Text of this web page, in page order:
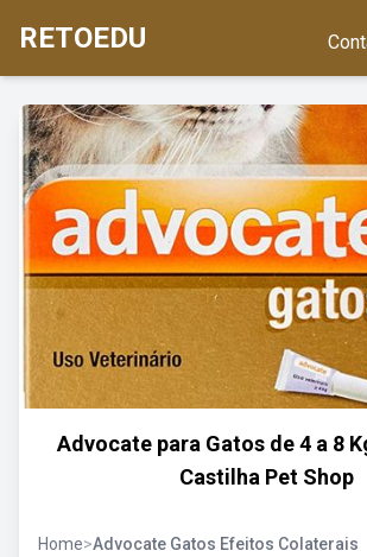
RETOEDU
Advocate para Gatos de 4 a 8
Castilha Pet Shop
Home>Advocate Gatos Efeitos Colaterais